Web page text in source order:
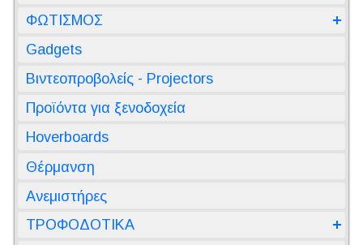
ΦΩΤΙΣΜΟΣ
Gadgets
Βιντεοπροβολείς - Projectors
Προϊόντα για ξενοδοχεία
Hoverboards
Θέρμανση
Ανεμιστήρες
ΤΡΟΦΟΔΟΤΙΚΑ